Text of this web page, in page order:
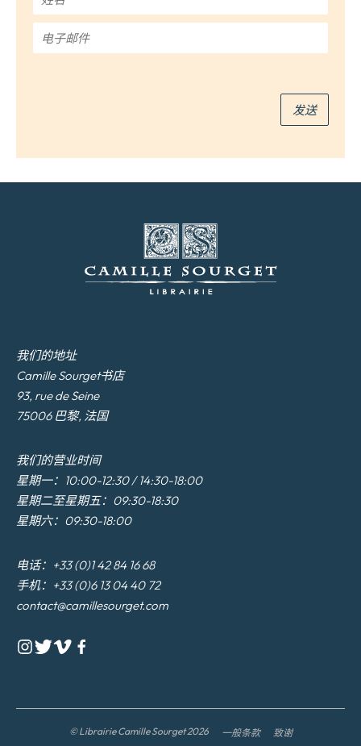
名
*电
子
发送
我们的地址
Camille Sourget书店
93, rue de Seine
75006 巴黎, 法国
我们的营业时间
星期一：10:00-12:30 / 14:30-18:00
星期二至星期五：09:30-18:30
星期六：09:30-18:00
电话：+33 (0)1 42 84 16 68
手机：+33 (0)6 13 04 40 72
contact@camillesourget.com
© Librairie Camille Sourget 2026 一般条款 致谢